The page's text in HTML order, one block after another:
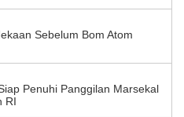
Sebelum Bom Atom
Penuhi Panggilan Marsekal
RI